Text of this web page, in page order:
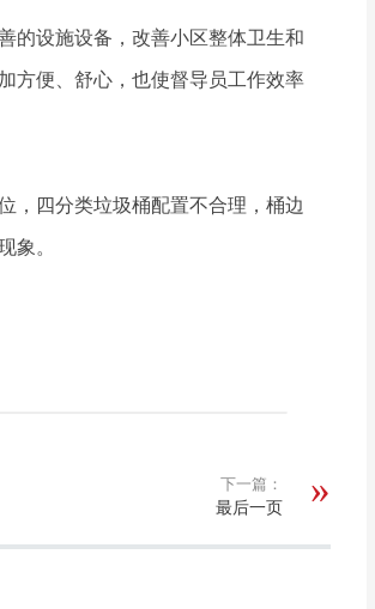
的设施设备，改善小区整体卫生和
方便、舒心，也使督导员工作效率
，四分类垃圾桶配置不合理，桶边
象。
下一篇：
最后一页